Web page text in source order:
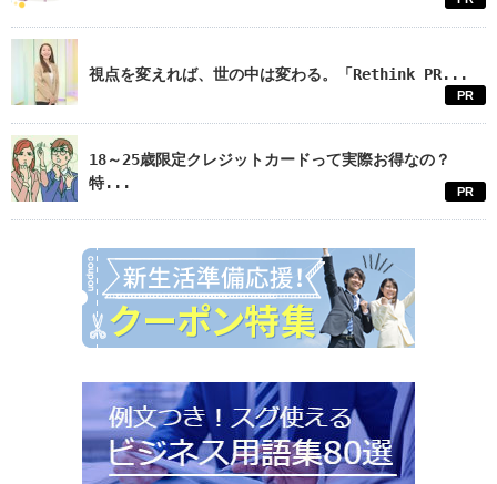
視点を変えれば、世の中は変わる。「Rethink PR...
PR
18～25歳限定クレジットカードって実際お得なの？
特...
PR